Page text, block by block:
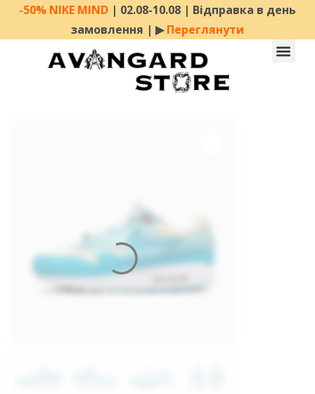
-50% NIKE MIND | 02.08-10.08 | Відправка в день
замовлення | ▶︎Переглянути